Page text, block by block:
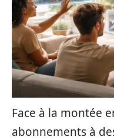
Face à la montée
abonnements à